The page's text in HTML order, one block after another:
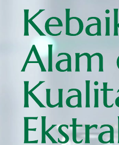
Alam